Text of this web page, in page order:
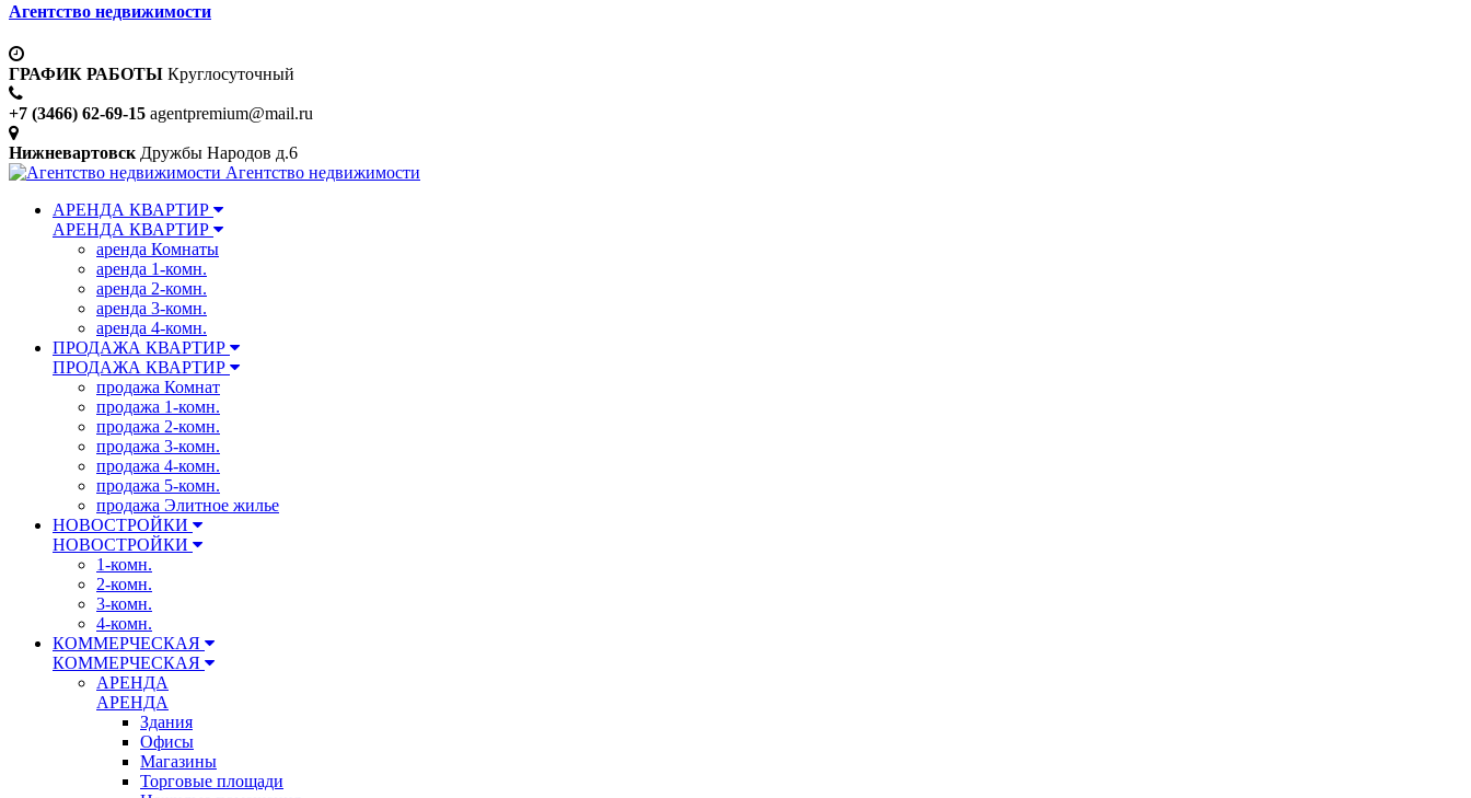
Агентство недвижимости
ГРАФИК РАБОТЫ Круглосуточный
+7 (3466) 62-69-15 agentpremium@mail.ru
Нижневартовск Дружбы Народов д.6
Агентство недвижимости
АРЕНДА КВАРТИР
АРЕНДА КВАРТИР
аренда Комнаты
аренда 1-комн.
аренда 2-комн.
аренда 3-комн.
аренда 4-комн.
ПРОДАЖА КВАРТИР
ПРОДАЖА КВАРТИР
продажа Комнат
продажа 1-комн.
продажа 2-комн.
продажа 3-комн.
продажа 4-комн.
продажа 5-комн.
продажа Элитное жилье
НОВОСТРОЙКИ
НОВОСТРОЙКИ
1-комн.
2-комн.
3-комн.
4-комн.
КОММЕРЧЕСКАЯ
КОММЕРЧЕСКАЯ
АРЕНДА
АРЕНДА
Здания
Офисы
Магазины
Торговые площади